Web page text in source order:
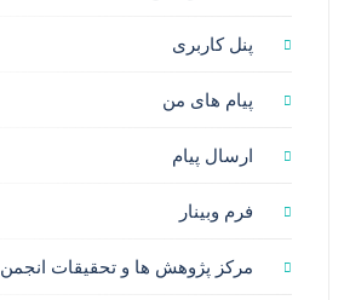
پنل کاربری
پیام های من
ارسال پیام
فرم وبینار
مرکز پژوهش ها و تحقیقات انجمن